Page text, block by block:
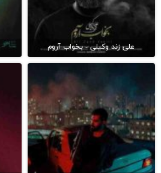
علی زند وکیلی - بخواب آروم